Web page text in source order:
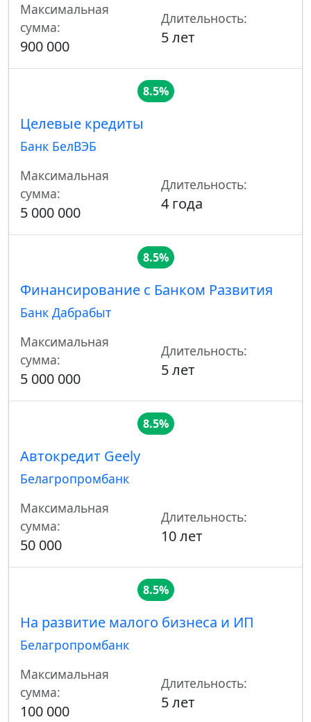
Максимальная
сумма:
900 000
Длительность:
5 лет
8.5%
Целевые кредиты
Банк БелВЭБ
Максимальная
сумма:
5 000 000
Длительность:
4 года
8.5%
Финансирование с Банком Pазвития
Банк Дабрабыт
Максимальная
сумма:
5 000 000
Длительность:
5 лет
8.5%
Автокредит Geely
Белагропромбанк
Максимальная
сумма:
50 000
Длительность:
10 лет
8.5%
На развитие малого бизнеса и ИП
Белагропромбанк
Максимальная
сумма:
100 000
Длительность:
5 лет